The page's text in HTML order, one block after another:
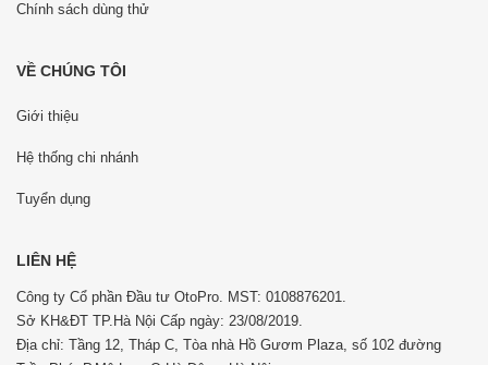
Chính sách dùng thử
VỀ CHÚNG TÔI
Giới thiệu
Hệ thống chi nhánh
Tuyển dụng
LIÊN HỆ
Công ty Cổ phần Đầu tư OtoPro. MST: 0108876201.
Sở KH&ĐT TP.Hà Nội Cấp ngày: 23/08/2019.
Địa chỉ: Tầng 12, Tháp C, Tòa nhà Hồ Gươm Plaza, số 102 đường